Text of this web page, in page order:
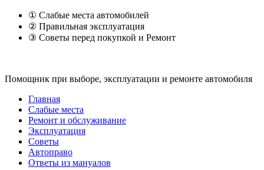
① Слабые места автомобилей
② Правильная эксплуатация
③ Советы перед покупкой и Ремонт
Помощник при выборе, эксплуатации и ремонте автомобиля
Главная
Слабые места
Ремонт и обслуживание
Эксплуатация
Советы
Автоправо
Ответы из мануалов